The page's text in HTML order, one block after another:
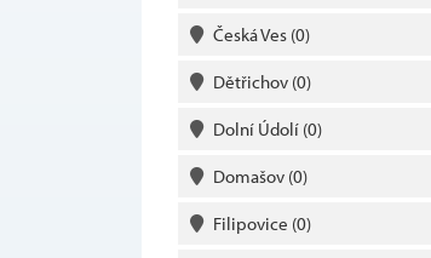
Česká Ves (0)
Dětřichov (0)
Dolní Údolí (0)
Domašov (0)
Filipovice (0)